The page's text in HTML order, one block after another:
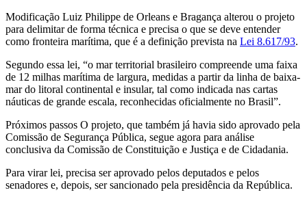
Modificação Luiz Philippe de Orleans e Bragança alterou o projeto
para delimitar de forma técnica e precisa o que se deve entender
como fronteira marítima, que é a definição prevista na Lei 8.617/93.
Segundo essa lei, “o mar territorial brasileiro compreende uma faixa
de 12 milhas marítima de largura, medidas a partir da linha de baixa-
mar do litoral continental e insular, tal como indicada nas cartas
náuticas de grande escala, reconhecidas oficialmente no Brasil”.
Próximos passos O projeto, que também já havia sido aprovado pela
Comissão de Segurança Pública, segue agora para análise
conclusiva da Comissão de Constituição e Justiça e de Cidadania.
Para virar lei, precisa ser aprovado pelos deputados e pelos
senadores e, depois, ser sancionado pela presidência da República.